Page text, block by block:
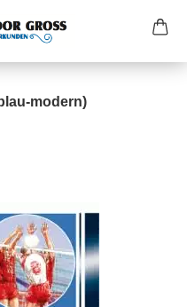
modern)